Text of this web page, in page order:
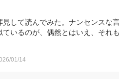
して読んでみた。ナンセンスな
いるのが、偶然とはいえ、それ
01/14